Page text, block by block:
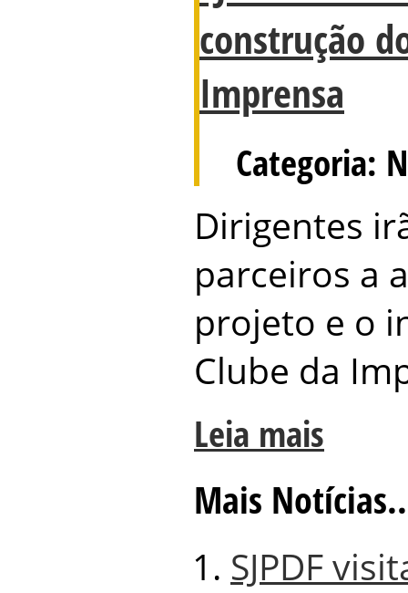
construção
Imprensa
Categoria:
Dirigentes
parceiros a
projeto e o
Clube da
Leia mais
Mais
SJPDF